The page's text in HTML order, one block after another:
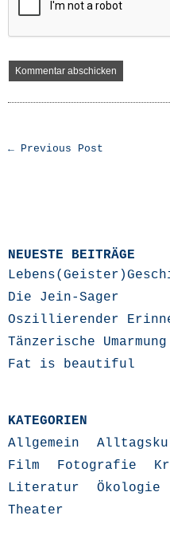
← Previous Post
NEUESTE BEITRÄGE
Die Jein-Sager
Oszillierender
Tänzerische Umarmung
Fat is beautiful
KATEGORIEN
Allgemein
Film
Fotografie
Literatur
Ökologie
Theater